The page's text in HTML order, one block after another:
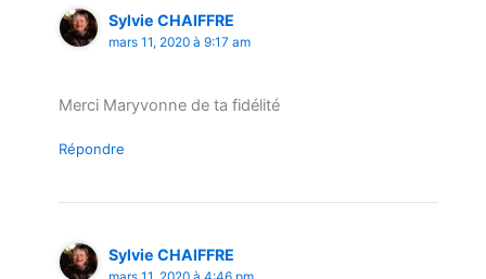
Sylvie CHAIFFRE
mars 11, 2020 à 9:17 am
Merci Maryvonne de ta fidélité
Répondre
Sylvie CHAIFFRE